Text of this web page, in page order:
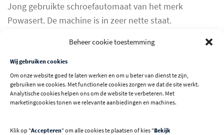
Beheer cookie toestemming
Wij gebruiken cookies
Om onze website goed te laten werken en om u beter van dienst te zijn,
gebruiken we cookies. Met functionele cookies zorgen we dat de site werkt.
Analytische cookies helpen ons om de website te verbeteren. Met
marketingcookies tonen we relevante aanbiedingen en machines.
Klik op "Accepteren" om alle cookies te plaatsen of kies "Bekijk
Jong gebruikte schroefautomaat van het merk
Powasert. De machine is in zeer nette staat.
ANDERE GEBRUIKTE MACHINES